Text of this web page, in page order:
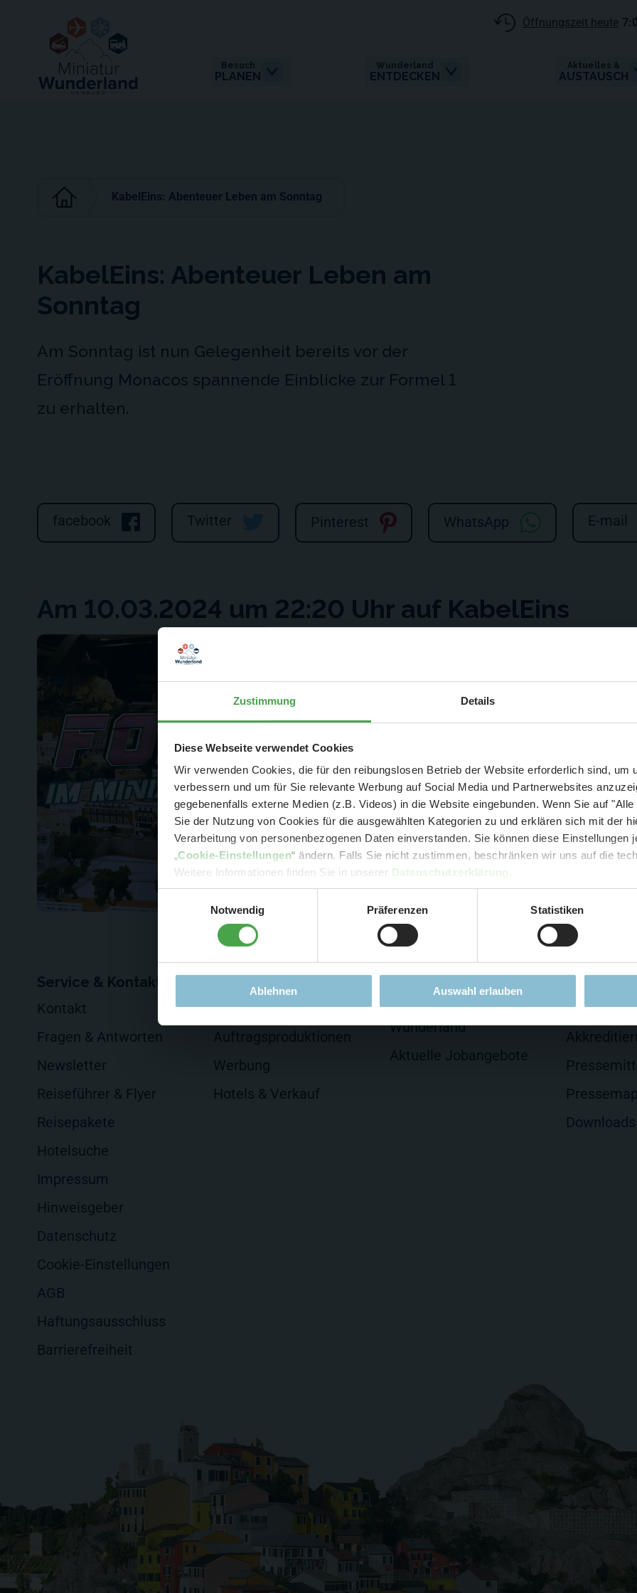
Zustimmung Details
Diese Webseite verwendet Cookies
Wir verwenden Cookies, die für den reibungslosen Betrieb der Website erforderlich sind, um
verbessern und um für Sie relevante Werbung auf Social Media und Partnerwebsites
gegebenenfalls externe Medien (z.B. Videos) in die Website eingebunden. Wenn Sie auf
Sie der Nutzung von Cookies für die ausgewählten Kategorien zu und erklären sich mit der
Verarbeitung von personenbezogenen Daten einverstanden. Sie können diese Einstellungen
„Cookie-Einstellungen“ ändern. Falls Sie nicht zustimmen, beschränken wir uns auf die
Weitere Informationen finden Sie in unserer Datenschutzerklärung
Einwilligungsauswahl
Notwendig
Präferenzen Statistiken
Ablehnen Auswahl erlauben
Besuch
PLANEN
Wunderland
ENTDECKEN
Aktuelles &
AUSTAUSCH
Öffnungszeit heute
KabelEins: Abenteuer Leben am Sonntag
KabelEins: Abenteuer Leben am
Sonntag
Am Sonntag ist nun Gelegenheit bereits vor der
Eröffnung Monacos spannende Einblicke zur Formel 1
zu erhalten.
facebook Twitter Pinterest WhatsApp E-mail
Am 10.03.2024 um 22:20 Uhr auf KabelEins
Das Miniatur
Rennen in Monaco im
einzigartigen Rennen
besteht darin, den
beschleunigen. Das
Gerrit und sein Team
Rennen realistisch zu
Service & Kontakt
Kontakt
Fragen & Antworten
Newsletter
Reiseführer & Flyer
Reisepakete
Hotelsuche
Impressum
Hinweisgeber
Datenschutz
Cookie-Einstellungen
AGB
Haftungsausschluss
Barrierefreiheit
Events veranstalten
Werbung
Hotels & Verkauf
Arbeiten im Miniatur
Wunderland
Aktuelle Jobangebote
Downloads
Aktuelle Mitteilung
Der Spar-Hammer: 25 % Ersparnis bei Große Pötte & kleine
und September - ohne Wartezeit
- Abendliche Hafenrundfahrt/Lichterfahrt 🛥️
- anschließender Wunderland-BesuchOHNEWartezeit 🚂
- Audiopräsentation: "Die Geschichte des Wunderlandes"
- Currywurst und Pommes mit Getränk zum Sonderpreis von 9,00 €
-Sonderpreis nur 34,90 € (statt ca. 47,- € einzeln -